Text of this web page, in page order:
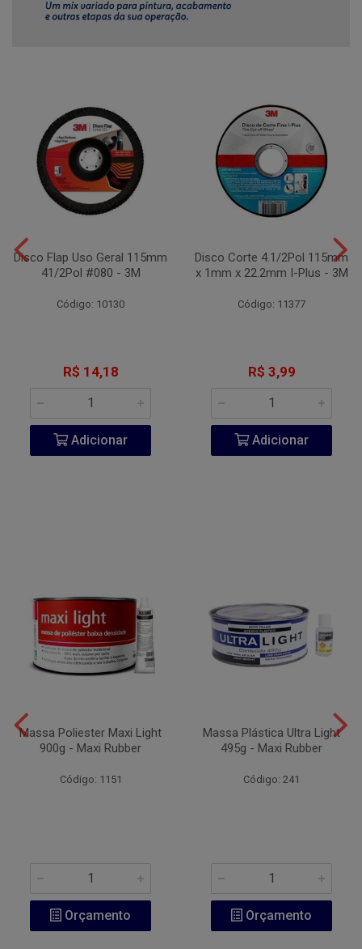
Disco Flap Uso Geral 115mm
41/2Pol #080 - 3M
Código: 10130
R$ 14,18
Adicionar
Disco Corte 4.1/2Pol 115mm
x 1mm x 22.2mm I-Plus - 3M
Código: 11377
R$ 3,99
Adicionar
Massa Poliester Maxi Light
900g - Maxi Rubber
Código: 1151
Orçamento
Massa Plástica Ultra Light
495g - Maxi Rubber
Código: 241
Orçamento